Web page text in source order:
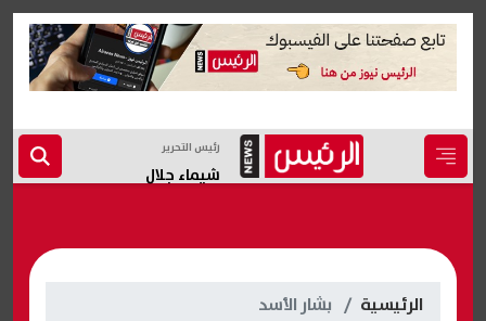
رئيس التحرير
شيماء جلال
الرئيسية بشار الأسد